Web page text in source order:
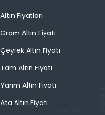
Altın Fiyatları
Gram Altın Fiyatı
Çeyrek Altın Fiyatı
Tam Altın Fiyatı
Yarım Altın Fiyatı
Ata Altın Fiyatı